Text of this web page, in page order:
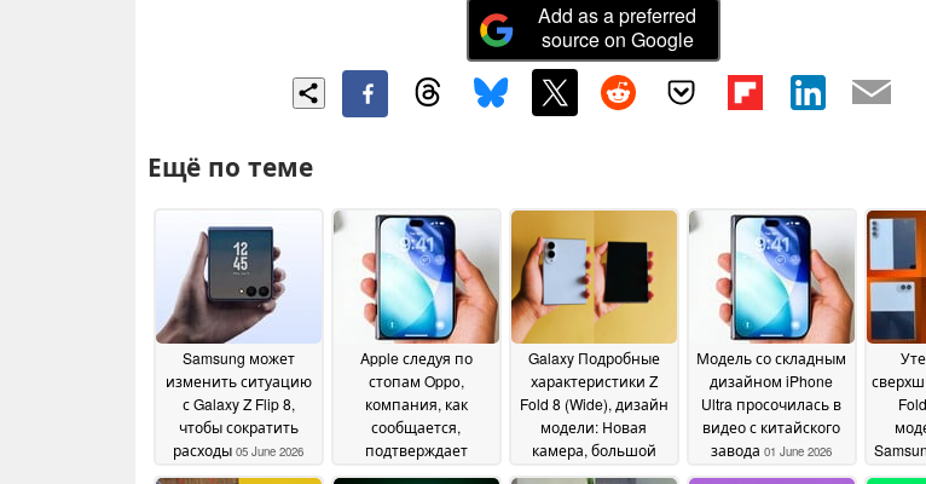
Add as a preferred
source on Google
Ещё по теме
Samsung может
изменить ситуацию
с Galaxy Z Flip 8,
чтобы сократить
расходы 05 June 2026
Apple следуя по
стопам Oppo,
компания, как
сообщается,
подтверждает
Galaxy Подробные
характеристики Z
Fold 8 (Wide), дизайн
модели: Новая
камера, большой
Модель со складным
дизайном iPhone
Ultra просочилась в
видео с китайского
завода 01 June 2026